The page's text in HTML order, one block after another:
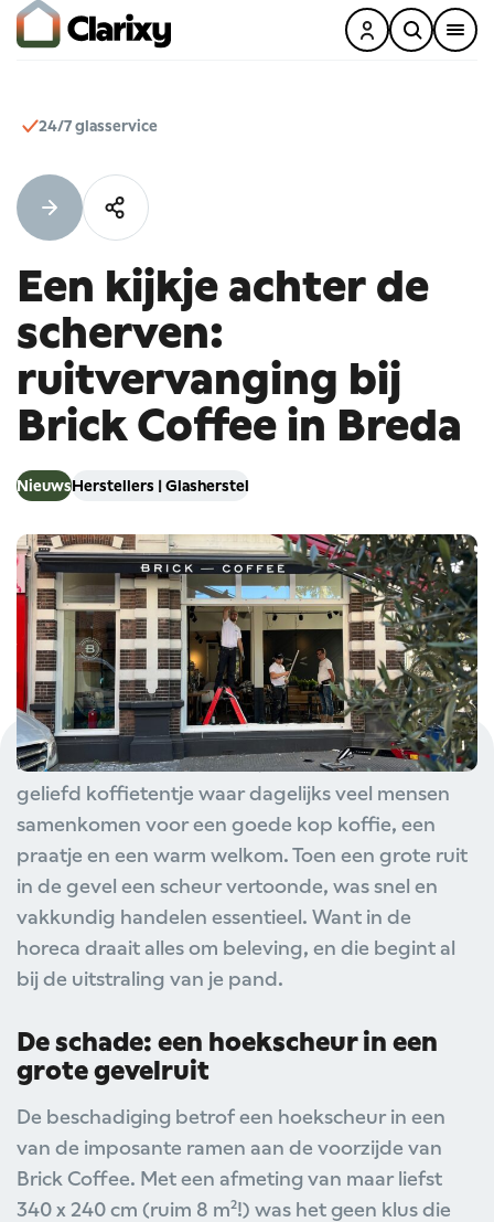
24/7 glasservice
Een kijkje achter de
scherven:
ruitvervanging bij
Brick Coffee in Breda
NieuwsHerstellers | Glasherstel
In het hart van de Bredase binnenstad, aan de
bruisende Ginnekenstraat, zit Brick Coffee. Een
geliefd koffietentje waar dagelijks veel mensen
samenkomen voor een goede kop koffie, een
praatje en een warm welkom. Toen een grote ruit
in de gevel een scheur vertoonde, was snel en
vakkundig handelen essentieel. Want in de
horeca draait alles om beleving, en die begint al
bij de uitstraling van je pand.
De schade: een hoekscheur in een
grote gevelruit
De beschadiging betrof een hoekscheur in een
van de imposante ramen aan de voorzijde van
Brick Coffee. Met een afmeting van maar liefst
340 x 240 cm (ruim 8 m²!) was het geen klus die